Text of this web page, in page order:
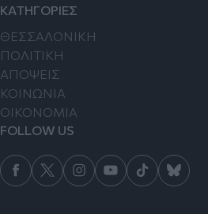
ΚΑΤΗΓΟΡΙΕΣ
ΘΕΣΣΑΛΟΝΙΚΗ
ΠΟΛΙΤΙΚΗ
ΑΠΟΨΕΙΣ
ΚΟΙΝΩΝΙΑ
ΟΙΚΟΝΟΜΙΑ
FOLLOW US